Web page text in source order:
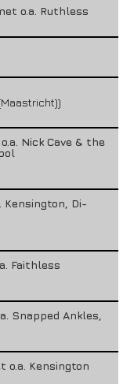
o.a. Ruthless
Nick Cave & the
Kensington, Di-
Faithless
Snapped Ankles,
o.a. Kensington